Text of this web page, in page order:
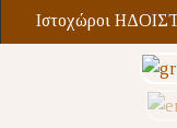
Ιστοχώροι